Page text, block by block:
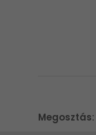
Megosztás: